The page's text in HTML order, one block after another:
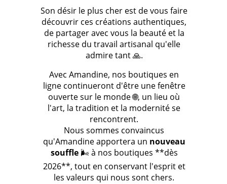
Son désir le plus cher est de vous faire
découvrir ces créations authentiques,
de partager avec vous la beauté et la
richesse du travail artisanal qu'elle
admire tant 🙏.
Avec Amandine, nos boutiques en
ligne continueront d'être une fenêtre
ouverte sur le monde 🌐, un lieu où
l'art, la tradition et la modernité se
rencontrent.
Nous sommes convaincus
qu'Amandine apportera un nouveau
souffle🌬️ à nos boutiques **dès
2026**, tout en conservant l'esprit et
les valeurs qui nous sont chers.